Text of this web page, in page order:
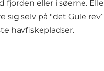
fjorden eller i søerne.
sig selv på "det Gule
havfiskepladser.